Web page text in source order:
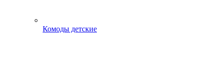
Комоды детские